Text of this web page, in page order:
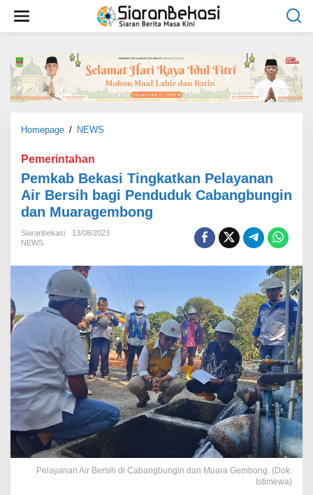
w
Homepage / NEWS
a
b
B
k
i
n
g
k
a
t
k
a
n
P
y
Pemerintahan
Pemkab Bekasi Tingkatkan Pelayanan
Air Bersih bagi Penduduk Cabangbungin
dan Muaragembong
Siaranbekasi
13/08/2023
NEWS
Pelayanan Air Bersih di Cabangbungin dan Muara Gembong. (Dok:
Istimewa)